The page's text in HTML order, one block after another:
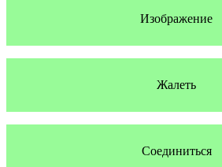
Изображение
Жалеть
Соединиться